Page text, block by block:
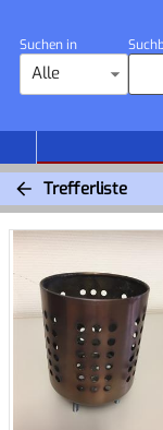
Suchen in
Alle
Trefferliste